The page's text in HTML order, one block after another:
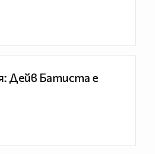
Дейв Батиста е